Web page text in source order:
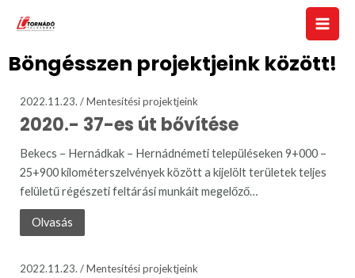
Böngésszen projektjeink között!
2022.11.23. /Mentesítési projektjeink
2020.- 37-es út bővítése
Bekecs – Hernádkak – Hernádnémeti településeken 9+000 –
25+900 kilométerszelvények között a kijelölt területek teljes
felületű régészeti feltárási munkáit megelőző…
Olvasás
2022.11.23. /Mentesítési projektjeink